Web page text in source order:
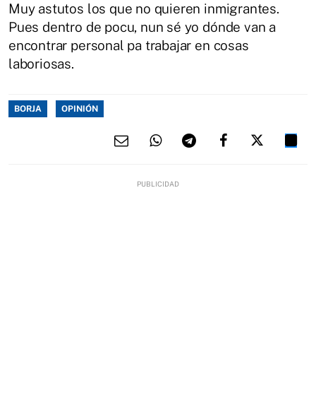
Muy astutos los que no quieren inmigrantes.
Pues dentro de pocu, nun sé yo dónde van a
encontrar personal pa trabajar en cosas
laboriosas.
BORJA OPINIÓN